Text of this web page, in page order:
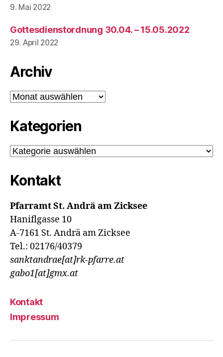
9. Mai 2022
Gottesdienstordnung 30.04. – 15.05.2022
29. April 2022
Archiv
Archiv
Kategorien
Kategorien
Kontakt
Pfarramt St. Andrä am Zicksee
Haniflgasse 10
A-7161 St. Andrä am Zicksee
Tel.: 02176/40379
sanktandrae[at]rk-pfarre.at
gabo1[at]gmx.at
Kontakt
Impressum